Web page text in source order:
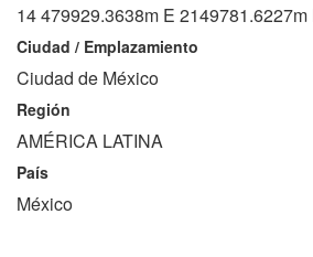
14 479929.3638m E 2149781.6227m
Ciudad / Emplazamiento
Ciudad de México
Región
AMÉRICA LATINA
País
México